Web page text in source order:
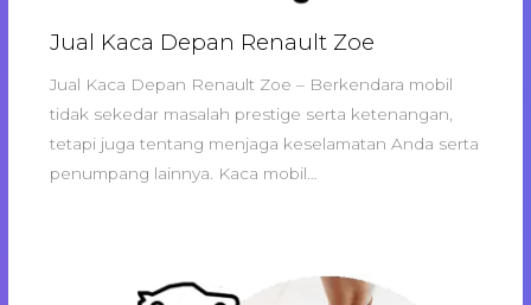
Jual Kaca Depan Renault Zoe
Jual Kaca Depan Renault Zoe – Berkendara mobil
tidak sekedar masalah prestige serta ketenangan,
tetapi juga tentang menjaga keselamatan Anda serta
penumpang lainnya. Kaca mobil…